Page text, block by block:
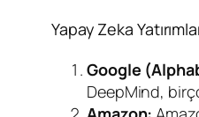
Yapay Zeka
Google
DeepMind,